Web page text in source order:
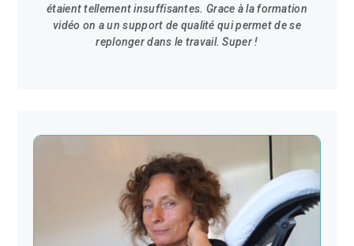
étaient tellement insuffisantes. Grace à la formation
vidéo on a un support de qualité qui permet de se
replonger dans le travail. Super !